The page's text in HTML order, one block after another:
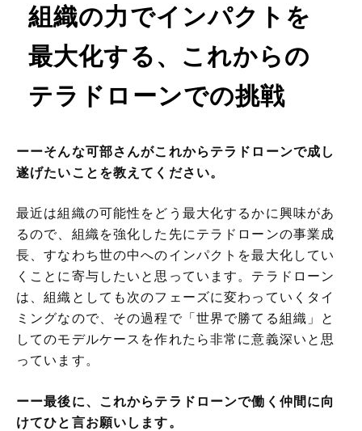
組織の力でインパクトを
最大化する、これからの
テラドローンでの挑戦
ーーそんな可部さんがこれからテラドローンで成し
遂げたいことを教えてください。
最近は組織の可能性をどう最大化するかに興味があ
るので、組織を強化した先にテラドローンの事業成
長、すなわち世の中へのインパクトを最大化してい
くことに寄与したいと思っています。テラドローン
は、組織としても次のフェーズに変わっていくタイ
ミングなので、その過程で「世界で勝てる組織」と
してのモデルケースを作れたら非常に意義深いと思
っています。
ーー最後に、これからテラドローンで働く仲間に向
けてひと言お願いします。